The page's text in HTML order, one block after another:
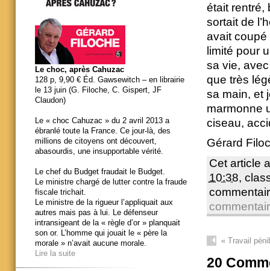
était rentré,
sortait de
avait coupé
limité pour
sa vie,
que très
sa main, et
marmonne
ciseau,
Gérard
Cet article
10:38,
«Travail
20
Le choc, après Cahuzac
128 p, 9,90 € Éd. Gawsewitch – en librairie
le 13 juin (G. Filoche, C. Gispert, JF
Claudon)
Le « choc Cahuzac » du 2 avril 2013 a
ébranlé toute la France. Ce jour-là, des
millions de citoyens ont découvert,
abasourdis, une insupportable vérité.
Le chef du Budget fraudait le Budget.
Le ministre chargé de lutter contre la fraude
fiscale trichait.
Le ministre de la rigueur l’appliquait aux
autres mais pas à lui. Le défenseur
intransigeant de la « règle d’or » planquait
son or. L’homme qui jouait le « père la
morale » n’avait aucune morale.
Lire la suite